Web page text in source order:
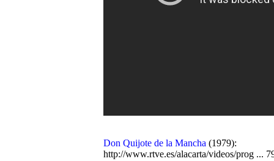
Don Quijote de la Mancha (1979):
http://www.rtve.es/alacarta/videos/prog ...